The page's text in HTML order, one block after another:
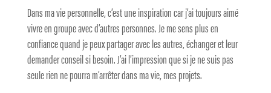
Dans ma vie personnelle, c’est une inspiration car j’ai toujours aimé
vivre en groupe avec d’autres personnes. Je me sens plus en
confiance quand je peux partager avec les autres, échanger et leur
demander conseil si besoin. J’ai l’impression que si je ne suis pas
seule rien ne pourra m’arrêter dans ma vie, mes projets.